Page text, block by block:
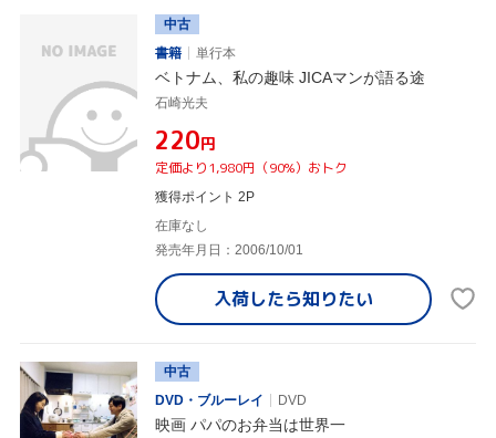
中古
書籍
単行本
ベトナム、私の趣味 JICAマンが語る途
石崎光夫
¥220円
定価より1,980円（90%）おトク
獲得ポイント 2P
在庫なし
発売年月日：2006/10/01
入荷したら知りたい
中古
DVD・ブルーレイ
DVD
映画 パパのお弁当は世界一